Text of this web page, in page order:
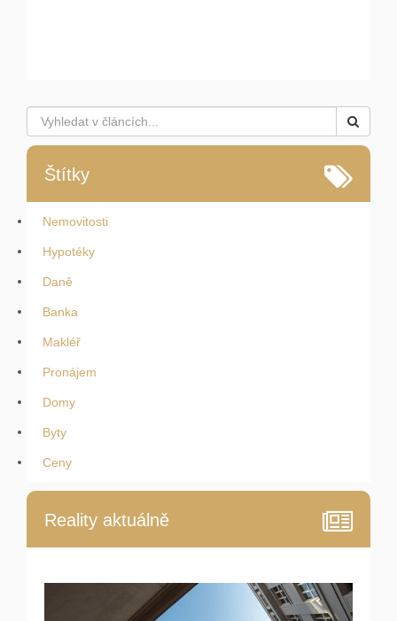
Štítky
Nemovitosti
Hypotéky
Daně
Banka
Makléř
Pronájem
Domy
Byty
Ceny
Reality aktuálně